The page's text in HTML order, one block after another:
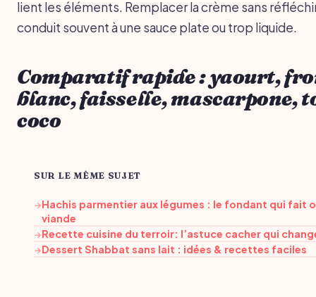
lient les éléments. Remplacer la crème sans
conduit souvent à une sauce plate ou trop liquide.
Comparatif rapide : yaourt,
blanc, faisselle, mascarpone,
coco
SUR LE MÊME SUJET
→Hachis parmentier aux légumes : le fondant qui fait
viande
→Recette cuisine du terroir: l’astuce cacher qui
→Dessert Shabbat sans lait : idées & recettes faciles